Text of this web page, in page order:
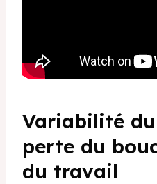
Variabilité
perte du
du travail